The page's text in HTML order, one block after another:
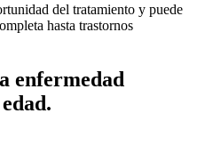
del tratamiento y puede
hasta trastornos
enfermedad